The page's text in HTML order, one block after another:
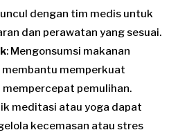
dengan tim medis untuk
dan perawatan yang sesuai.
: Mengonsumsi makanan
memperkuat
pemulihan.
meditasi atau yoga dapat
kecemasan atau stres